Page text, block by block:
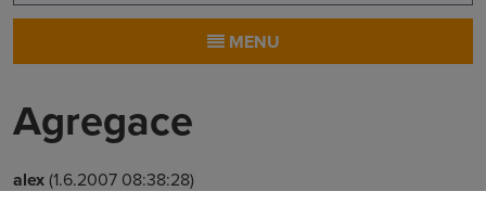
MENU
Agregace
alex(1.6.2007 08:38:28)